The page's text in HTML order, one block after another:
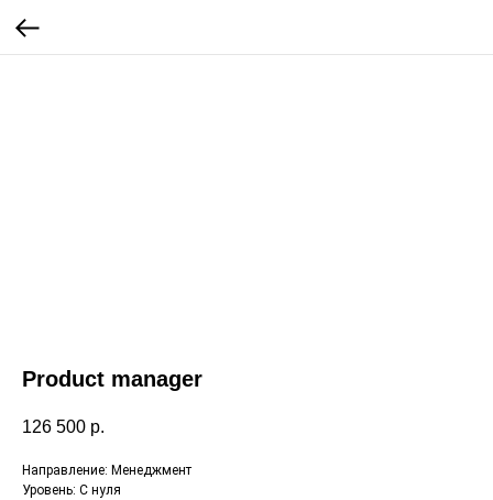
Product manager
126 500 р.
Направление: Менеджмент
Уровень: С нуля